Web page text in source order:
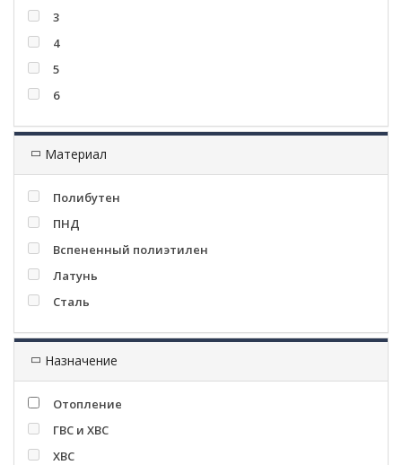
3
4
5
6
Материал
Полибутен
ПНД
Вспененный полиэтилен
Латунь
Сталь
Назначение
Отопление
ГВС и ХВС
ХВС